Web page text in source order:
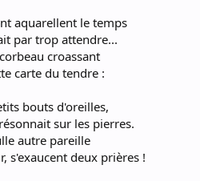
aquarellent le temps
par trop attendre...
croassant
carte du tendre :
bouts d'oreilles,
sur les pierres.
autre pareille
s'exaucent deux prières !